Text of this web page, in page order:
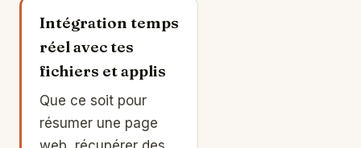
Intégration temps
réel avec tes
fichiers et applis
Que ce soit pour
résumer une page